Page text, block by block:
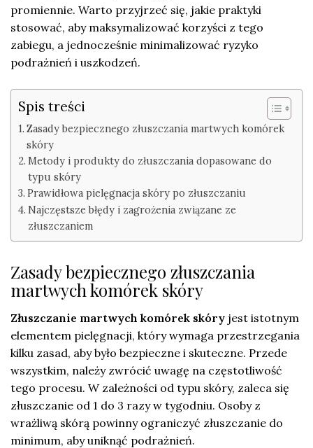
promiennie. Warto przyjrzeć się, jakie praktyki
stosować, aby maksymalizować korzyści z tego
zabiegu, a jednocześnie minimalizować ryzyko
podrażnień i uszkodzeń.
Spis treści
Zasady bezpiecznego złuszczania martwych komórek
skóry
Metody i produkty do złuszczania dopasowane do
typu skóry
Prawidłowa pielęgnacja skóry po złuszczaniu
Najczęstsze błędy i zagrożenia związane ze
złuszczaniem
Zasady bezpiecznego złuszczania
martwych komórek skóry
Złuszczanie martwych komórek skóry jest istotnym
elementem pielęgnacji, który wymaga przestrzegania
kilku zasad, aby było bezpieczne i skuteczne. Przede
wszystkim, należy zwrócić uwagę na częstotliwość
tego procesu. W zależności od typu skóry, zaleca się
złuszczanie od 1 do 3 razy w tygodniu. Osoby z
wrażliwą skórą powinny ograniczyć złuszczanie do
minimum, aby uniknąć podrażnień.